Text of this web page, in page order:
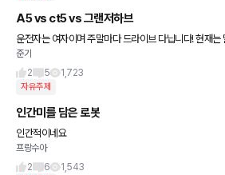
A5 vs ct5 vs 그랜저하브
운전자는 여자이며 주말마다 드라이브 다닙니다! 현재는
준기
2
5 1,723
자유주제
인간미를 담은 로봇
인간적이네요
프랑수아
2
6 1,543